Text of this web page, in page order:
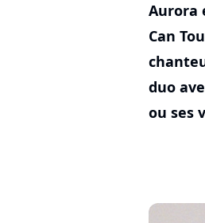
Aurora
Can
duo
ou ses